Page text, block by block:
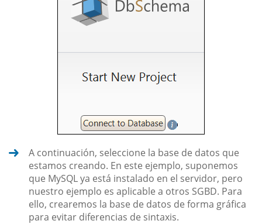
A continuación, seleccione la base de datos que
estamos creando. En este ejemplo, suponemos
que MySQL ya está instalado en el servidor, pero
nuestro ejemplo es aplicable a otros SGBD. Para
ello, crearemos la base de datos de forma gráfica
para evitar diferencias de sintaxis.